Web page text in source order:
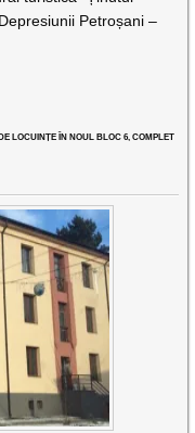
Petroșani –
LOCUINȚE ÎN NOUL BLOC 6, COMPLET